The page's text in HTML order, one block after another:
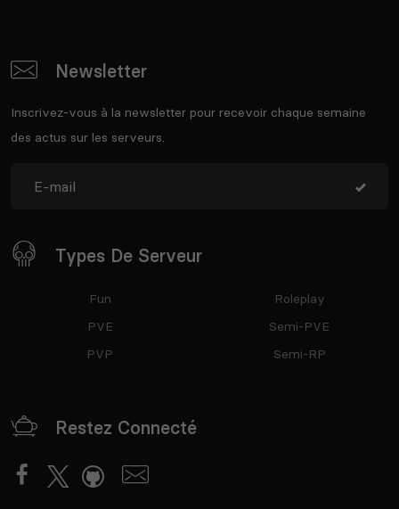
Newsletter
Inscrivez-vous à la newsletter pour recevoir chaque semaine
des actus sur les serveurs.
Types De Serveur
Fun
PVE
PVP
Roleplay
Semi-PVE
Semi-RP
Restez Connecté